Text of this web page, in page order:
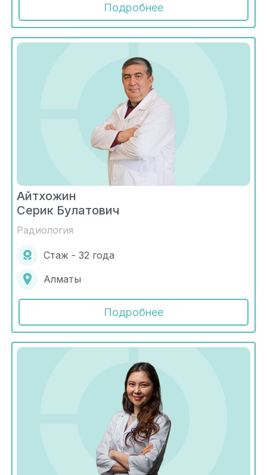
Подробнее
Айтхожин
Серик Булатович
Радиология
Стаж - 32 года
Алматы
Подробнее